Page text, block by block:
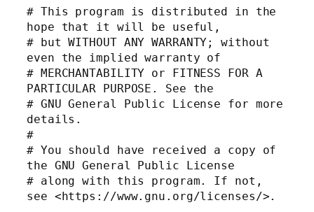
# This program is distributed in the
hope that it will be useful,
# but WITHOUT ANY WARRANTY; without
even the implied warranty of
# MERCHANTABILITY or FITNESS FOR A
PARTICULAR PURPOSE. See the
# GNU General Public License for more
details.
#
# You should have received a copy of
the GNU General Public License
# along with this program. If not,
see <https://www.gnu.org/licenses/>.